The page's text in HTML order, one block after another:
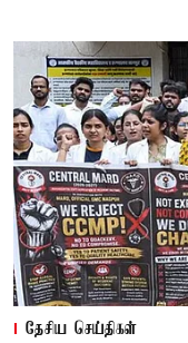
தேசிய செய்திகள்